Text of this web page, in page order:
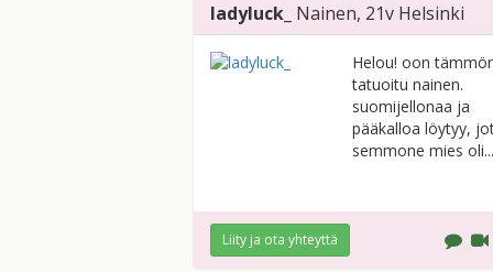
ladyluck_ Nainen, 21v Helsinki
Helou! oon
tatuoitu nainen.
suomijellonaa ja
pääkalloa löytyy,
semmone mies oli...
Liity ja ota yhteyttä